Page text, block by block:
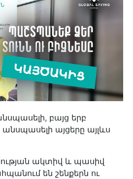
բայց երբ
այցերը այլևս
ակտիվ և պասիվ
են շենքերն ու